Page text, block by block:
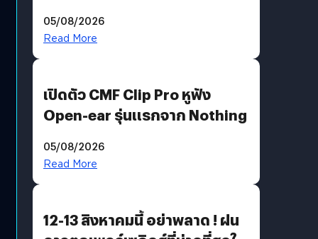
Moon x LINE FRIENDS
05/08/2026
Read More
เปิดตัว CMF Clip Pro หูฟัง
Open-ear รุ่นแรกจาก Nothing
05/08/2026
Read More
12-13 สิงหาคมนี้ อย่าพลาด ! ฝน